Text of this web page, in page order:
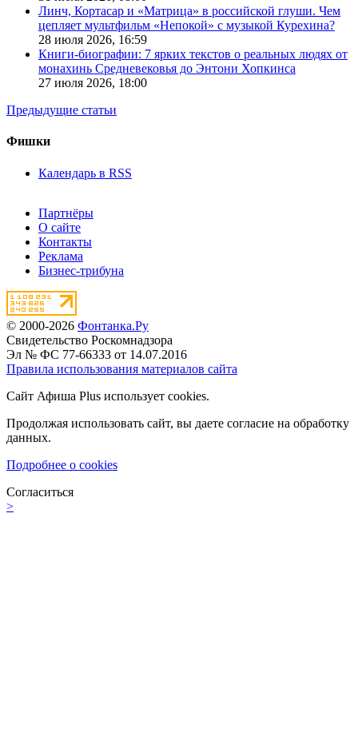
Линч, Кортасар и «Матрица» в российской глуши. Чем
цепляет мультфильм «Непокой» с музыкой Курехина?
28 июля 2026, 16:59
Книги-биографии: 7 ярких текстов о реальных людях от
монахинь Средневековья до Энтони Хопкинса
27 июля 2026, 18:00
Предыдущие статьи
Фишки
Календарь в RSS
Партнёры
О сайте
Контакты
Реклама
Бизнес-трибуна
© 2000-2026 Фонтанка.Ру
Свидетельство Роскомнадзора
Эл № ФС 77-66333 от 14.07.2016
Правила использования материалов сайта
Сайт Афиша Plus использует cookies.
Продолжая использовать сайт, вы даете согласие на обработку
данных.
Подробнее о cookies
Согласиться
>